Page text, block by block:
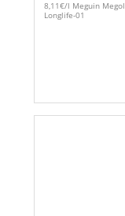
8,11€/l Meguin
Longlife-01